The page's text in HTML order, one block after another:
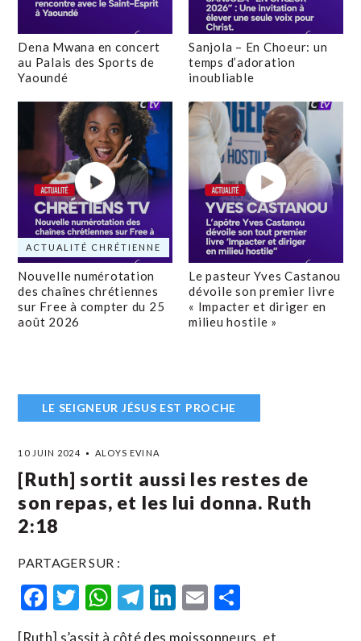
Dena Mwana en concert
au Palais des Sports de
Yaoundé
Sanjola – En Choeur: un
temps d’adoration
inoubliable
ACTUALITÉ CHRÉTIENNE
Nouvelle numérotation
des chaînes chrétiennes
sur Free à compter du 25
août 2026
Le pasteur Yves Castanou
dévoile son premier livre
« Impacter et diriger en
milieu hostile »
LE SEIGNEUR JÉSUS EST PROCHE
10 JUIN 2024 ALOYS EVINA
[Ruth] sortit aussi les restes de
son repas, et les lui donna. Ruth
2:18
PARTAGER SUR :
Facebook
Twitter
WhatsApp
Telegram
LinkedIn
Email
[Ruth] s’assit à côté des moissonneurs, et